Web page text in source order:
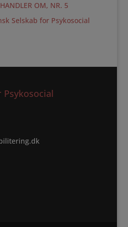
OM, NR. 5
Selskab for Psykosocial
Psykosocial